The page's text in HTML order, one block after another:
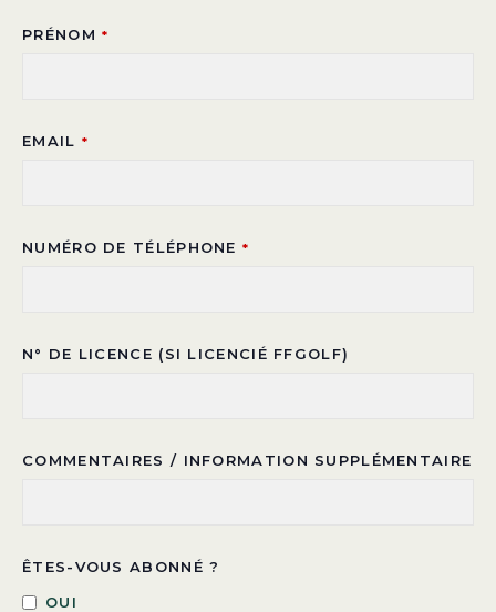
PRÉNOM *
EMAIL *
NUMÉRO DE TÉLÉPHONE *
N° DE LICENCE (SI LICENCIÉ FFGOLF)
COMMENTAIRES / INFORMATION SUPPLÉMENTAIRE
ÊTES-VOUS ABONNÉ ?
OUI